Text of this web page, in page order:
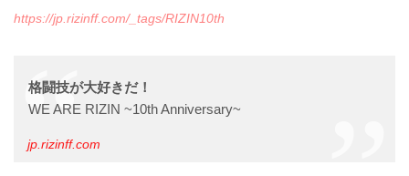
https://jp.rizinff.com/_tags/RIZIN10th
格闘技が⼤好きだ！
WE ARE RIZIN ~10th Anniversary~
jp.rizinff.com